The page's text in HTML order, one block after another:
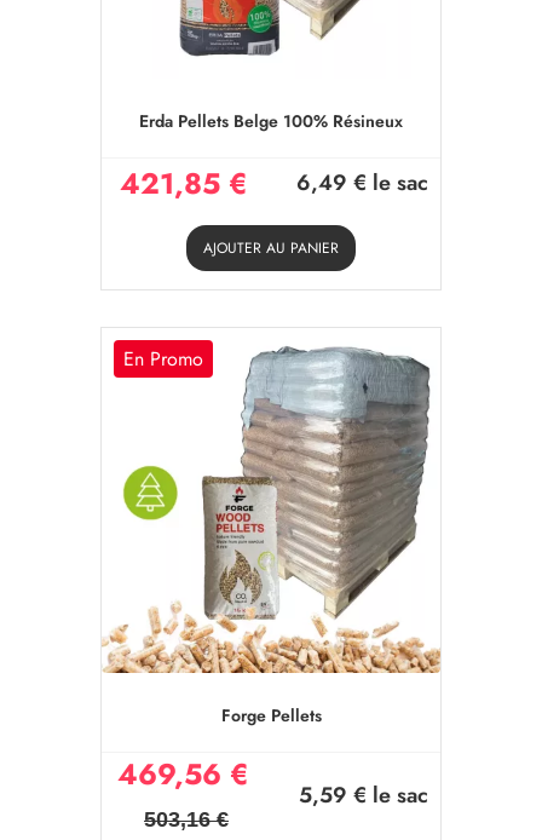
Erda Pellets Belge 100% Résineux
421,85 € 6,49 € le sac
AJOUTER AU PANIER
En Promo
Forge Pellets
469,56 €
503,16 €
5,59 € le sac